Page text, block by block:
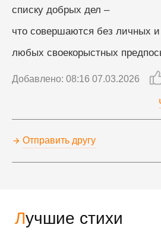
Лучшие стихи
списку добрых дел –
что совершаются без личных
любых своекорыстных
Добавлено: 08:16 07.03.2026
Отправить другу